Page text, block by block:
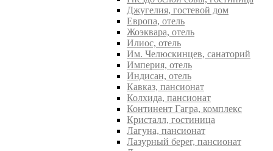
Джугелия, гостевой дом
Европа, отель
Жоэквара, отель
Илиос, отель
Им. Челюскинцев, санаторий
Империя, отель
Индисан, отель
Кавказ, пансионат
Колхида, пансионат
Континент Гагра, комплекс
Кристалл, гостиница
Лагуна, пансионат
Лазурный берег, пансионат